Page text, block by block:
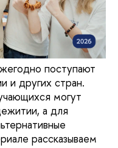
поступают
и других стран.
могут
а для
рассказываем